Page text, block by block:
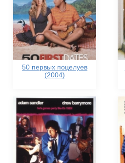
50 первых поцелуев
(2004)